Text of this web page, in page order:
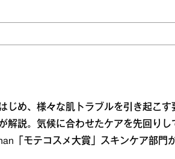
じめ、様々な肌トラブルを引き起こ
解説。気候に合わせたケアを先回り
「モテコスメ大賞」スキンケア部門